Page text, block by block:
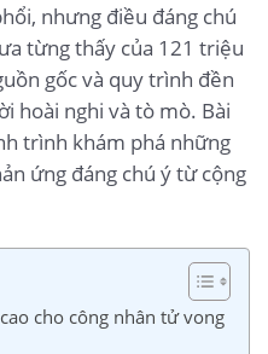
nhưng điều đáng chú
từng thấy của 121 triệu
gốc và quy trình đền
hoài nghi và tò mò. Bài
trình khám phá những
ứng đáng chú ý từ cộng
cho công nhân tử vong